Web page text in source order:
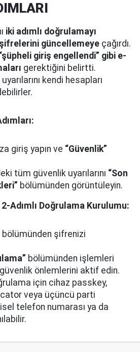
iki adımlı doğrulamayı
şifrelerini güncellemeye çağırdı.
giriş engellendi” gibi e-
gerektiğini belirtti.
kendi hesapları
giriş yapın ve “Güvenlik”
tüm güvenlik uyarılarını “Son
bölümünden görüntüleyin.
Adımlı Doğrulama Kurulumu:
bölümünden şifrenizi
bölümünden işlemleri
önlemlerini aktif edin.
için cihaz passkey,
veya üçüncü parti
telefon numarası ya da